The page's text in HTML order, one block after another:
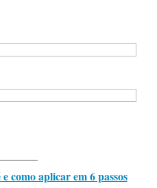
como aplicar em 6 passos